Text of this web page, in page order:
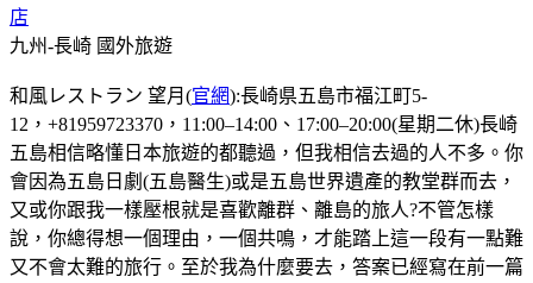
店
九州-長崎 國外旅遊
和風レストラン 望月(官網):長崎県五島市福江町5-
12，+81959723370，11:00–14:00、17:00–20:00(星期二休)長崎
五島相信略懂日本旅遊的都聽過，但我相信去過的人不多。你
會因為五島日劇(五島醫生)或是五島世界遺產的教堂群而去，
又或你跟我一樣壓根就是喜歡離群、離島的旅人?不管怎樣
說，你總得想一個理由，一個共鳴，才能踏上這一段有一點難
又不會太難的旅行。至於我為什麼要去，答案已經寫在前一篇